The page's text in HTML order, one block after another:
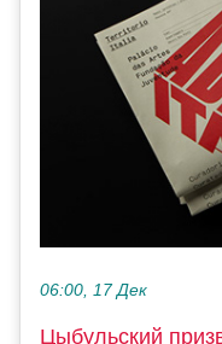
06:00, 17 Дек
Цыбульский